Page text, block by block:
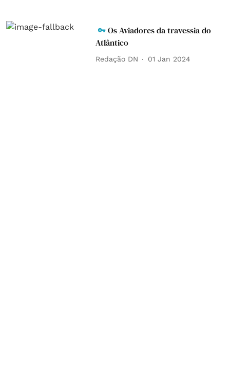
Os Aviadores da travessia do
Atlântico
Redação DN 01 Jan 2024